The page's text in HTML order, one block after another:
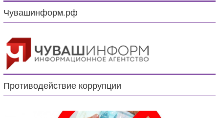
Чувашинформ.рф
Противодействие коррупции